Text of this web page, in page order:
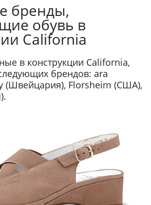
бренды,
обувь в
California
в конструкции California,
брендов: ara
(Швейцария), Florsheim (США),